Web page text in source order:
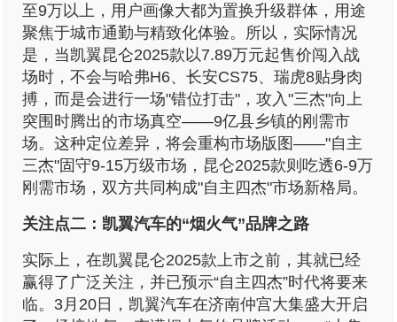
至9万以上，用户画像大都为置换升级群体，用途
聚焦于城市通勤与精致化体验。所以，实际情况
是，当凯翼昆仑2025款以7.89万元起售价闯入战
场时，不会与哈弗H6、长安CS75、瑞虎8贴身肉
搏，而是会进行一场"错位打击"，攻入"三杰"向上
突围时腾出的市场真空——9亿县乡镇的刚需市
场。这种定位差异，将会重构市场版图——"自主
三杰"固守9-15万级市场，昆仑2025款则吃透6-9万
刚需市场，双方共同构成"自主四杰"市场新格局。
关注点二：凯翼汽车的“烟火气”品牌之路
实际上，在凯翼昆仑2025款上市之前，其就已经
赢得了广泛关注，并已预示“自主四杰”时代将要来
临。3月20日，凯翼汽车在济南仲宫大集盛大开启